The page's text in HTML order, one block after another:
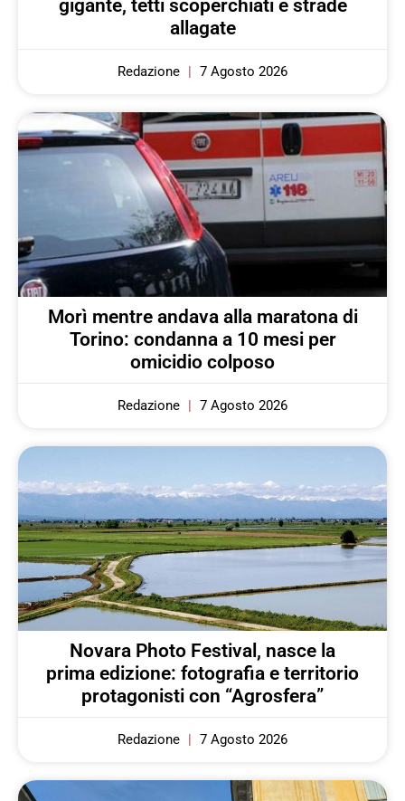
gigante, tetti scoperchiati e strade
allagate
Redazione 7 Agosto 2026
Morì mentre andava alla maratona di
Torino: condanna a 10 mesi per
omicidio colposo
Redazione 7 Agosto 2026
Novara Photo Festival, nasce la
prima edizione: fotografia e territorio
protagonisti con “Agrosfera”
Redazione 7 Agosto 2026